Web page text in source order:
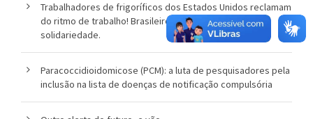
Trabalhadores de frigoríficos dos Estados Unidos reclamam
do ritmo de trabalho! Brasileiros manifestam apoio e
solidariedade.
Paracoccidioidomicose (PCM): a luta de pesquisadores pela
inclusão na lista de doenças de notificação compulsória